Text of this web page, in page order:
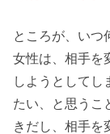
ところが、いつ
女性は、相手を
しようとしてし
たい、と思うこ
きだし、相手を